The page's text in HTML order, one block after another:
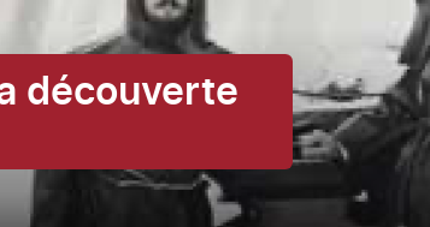
découverte